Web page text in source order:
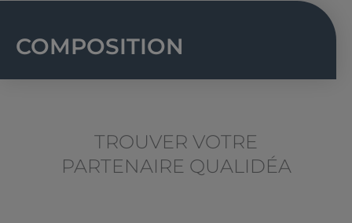
COMPOSITION
TROUVER VOTRE
PARTENAIRE QUALIDÉA